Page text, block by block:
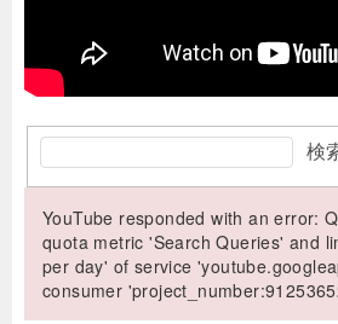
検
YouTube responded with an error:
quota metric 'Search Queries' and
per day' of service
consumer